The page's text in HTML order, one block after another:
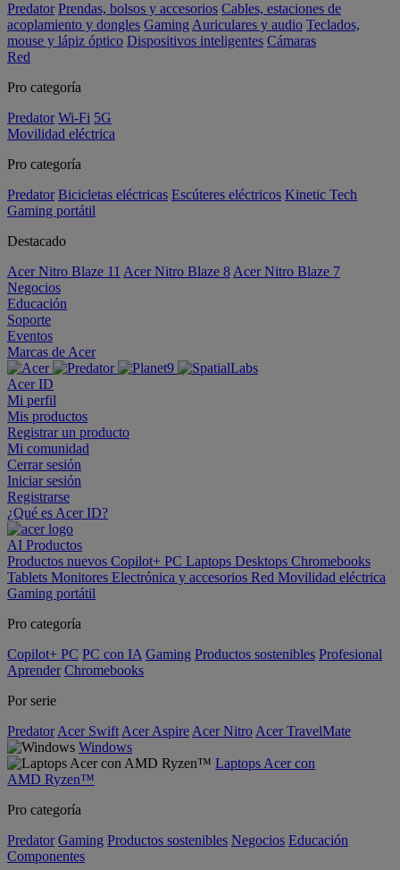
Predator Prendas, bolsos y accesorios Cables, estaciones de
acoplamiento y dongles Gaming Auriculares y audio Teclados,
mouse y lápiz óptico Dispositivos inteligentes Cámaras
Red
Pro categoría
Predator Wi-Fi 5G
Movilidad eléctrica
Pro categoría
Predator Bicicletas eléctricas Escúteres eléctricos Kinetic Tech
Gaming portátil
Destacado
Acer Nitro Blaze 11 Acer Nitro Blaze 8 Acer Nitro Blaze 7
Negocios
Educación
Soporte
Eventos
Marcas de Acer
Acer ID
Mi perfil
Mis productos
Registrar un producto
Mi comunidad
Cerrar sesión
Iniciar sesión
Registrarse
¿Qué es Acer ID?
AI Productos
Productos nuevos Copilot+ PC Laptops Desktops Chromebooks
Tablets Monitores Electrónica y accesorios Red Movilidad eléctrica
Gaming portátil
Pro categoría
Copilot+ PC PC con IA Gaming Productos sostenibles Profesional
Aprender Chromebooks
Por serie
Predator Acer Swift Acer Aspire Acer Nitro Acer TravelMate
Windows
Laptops Acer con
AMD Ryzen™
Pro categoría
Predator Gaming Productos sostenibles Negocios Educación
Componentes